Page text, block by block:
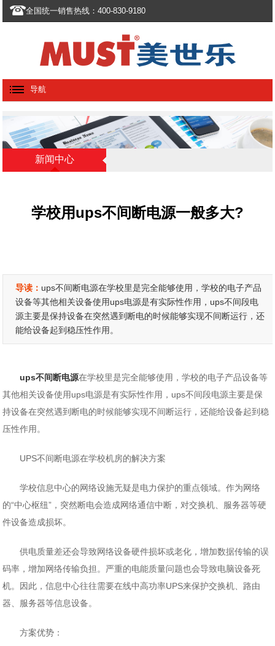
全国统一销售热线：400-830-9180
导航
新闻中心
学校用ups不间断电源一般多大?
导读： ups不间断电源在学校里是完全能够使用，学校的电子产品
设备等其他相关设备使用ups电源是有实际性作用，ups不间段电
源主要是保持设备在突然遇到断电的时候能够实现不间断运行，还
能给设备起到稳压性作用。
ups不间断电源在学校里是完全能够使用，学校的电子产品设备等
其他相关设备使用ups电源是有实际性作用，ups不间段电源主要是保
持设备在突然遇到断电的时候能够实现不间断运行，还能给设备起到稳
压性作用。
UPS不间断电源在学校机房的解决方案
学校信息中心的网络设施无疑是电力保护的重点领域。作为网络
的“中心枢纽”，突然断电会造成网络通信中断，对交换机、服务器等硬
件设备造成损坏。
供电质量差还会导致网络设备硬件损坏或老化，增加数据传输的误
码率，增加网络传输负担。严重的电能质量问题也会导致电脑设备死
机。因此，信息中心往往需要在线中高功率UPS来保护交换机、路由
器、服务器等信息设备。
方案优势：